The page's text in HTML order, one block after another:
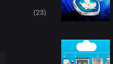
(23)